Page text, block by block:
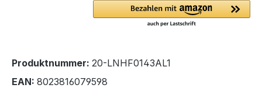
Produktnummer: 20-LNHF0143AL1
EAN: 8023816079598